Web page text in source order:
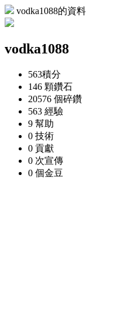
vodka1088的資料
vodka1088
563積分
146 顆鑽石
20576 個碎鑽
563 經驗
9 幫助
0 技術
0 貢獻
0 次宣傳
0 個金豆